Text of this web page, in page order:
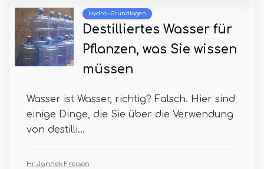
Hydro -Grundlagen
Destilliertes Wasser für
Pflanzen, was Sie wissen
müssen
Wasser ist Wasser, richtig? Falsch. Hier sind
einige Dinge, die Sie über die Verwendung
von destilli...
Hr. Jannek Freisen